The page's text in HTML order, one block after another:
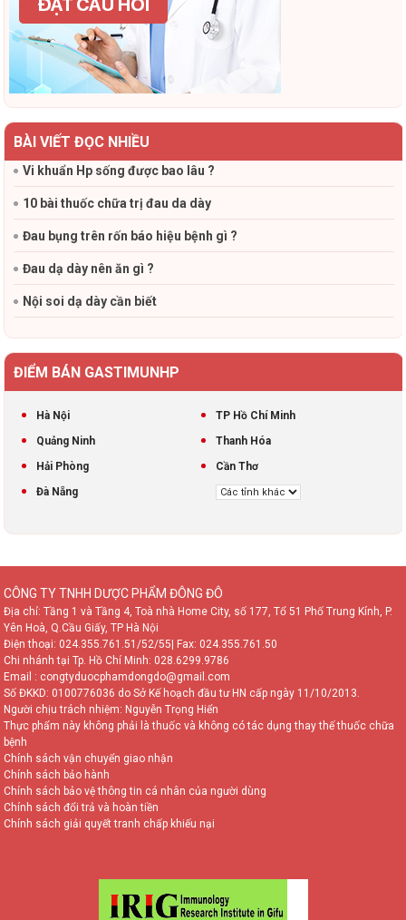
BÀI VIẾT ĐỌC NHIỀU
Vi khuẩn Hp sống được bao lâu ?
10 bài thuốc chữa trị đau da dày
Đau bụng trên rốn báo hiệu bệnh gì ?
Đau dạ dày nên ăn gì ?
Nội soi dạ dày cần biết
ĐIỂM BÁN GASTIMUNHP
Hà Nội
TP Hồ Chí Minh
Quảng Ninh
Thanh Hóa
Hải Phòng
Cần Thơ
Đà Nẵng
CÔNG TY TNHH DƯỢC PHẨM ĐÔNG ĐÔ
Địa chỉ: Tầng 1 và Tầng 4, Toà nhà Home City, số 177, Tổ 51 Phố Trung Kính, P.
Yên Hoà, Q.Cầu Giấy, TP Hà Nội
Điện thoại: 024.355.761.51/52/55
| Fax: 024.355.761.50
Chi nhánh tại Tp. Hồ Chí Minh: 028.6299.9786
Email : congtyduocphamdongdo@gmail.com
Số ĐKKD: 0100776036 do Sở Kế hoạch đầu tư HN cấp ngày 11/10/2013.
Người chịu trách nhiệm: Nguyễn Trọng Hiển
Thực phẩm này không phải là thuốc và không có tác dụng thay thế thuốc chữa
bệnh
Chính sách vận chuyển giao nhận
Chính sách bảo hành
Chính sách bảo vệ thông tin cá nhân của người dùng
Chính sách đổi trả và hoàn tiền
Chính sách giải quyết tranh chấp khiếu nại